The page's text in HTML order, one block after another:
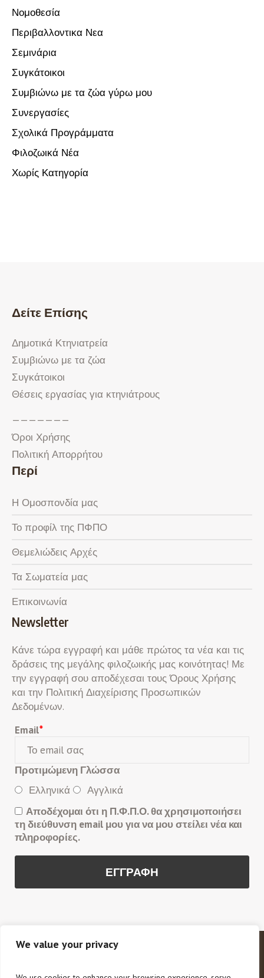
We value your privacy
Νομοθεσία
Περιβαλλοντικα Νεα
Σεμινάρια
Συγκάτοικοι
Συμβιώνω με τα ζώα γύρω μου
Συνεργασίες
Σχολικά Προγράμματα
Φιλοζωικά Νέα
Χωρίς Κατηγορία
Δείτε Επίσης
Δημοτικά Κτηνιατρεία
Συμβιώνω με τα ζώα
Συγκάτοικοι
Θέσεις εργασίας για κτηνιάτρους
———————
Όροι Χρήσης
Πολιτική Απορρήτου
Περί
Η Ομοσπονδία μας
Το προφίλ της ΠΦΠΟ
Θεμελιώδεις Αρχές
Τα Σωματεία μας
Επικοινωνία
Newsletter
Κάνε τώρα εγγραφή και μάθε πρώτος τα νέα και τις
δράσεις της μεγάλης φιλοζωικής μας κοινότητας! Με
την εγγραφή σου αποδέχεσαι τους Όρους Χρήσης
και την Πολιτική Διαχείρισης Προσωπικών
Δεδομένων.
Email*
Προτιμώμενη Γλώσσα
Ελληνικά
Αγγλικά
Αποδέχομαι ότι η Π.Φ.Π.Ο. θα χρησιμοποιήσει
τη διεύθυνση email μου για να μου στείλει νέα και
πληροφορίες.
και Περιβαλλοντική Ομοσπονδία. All Rights Reserved.